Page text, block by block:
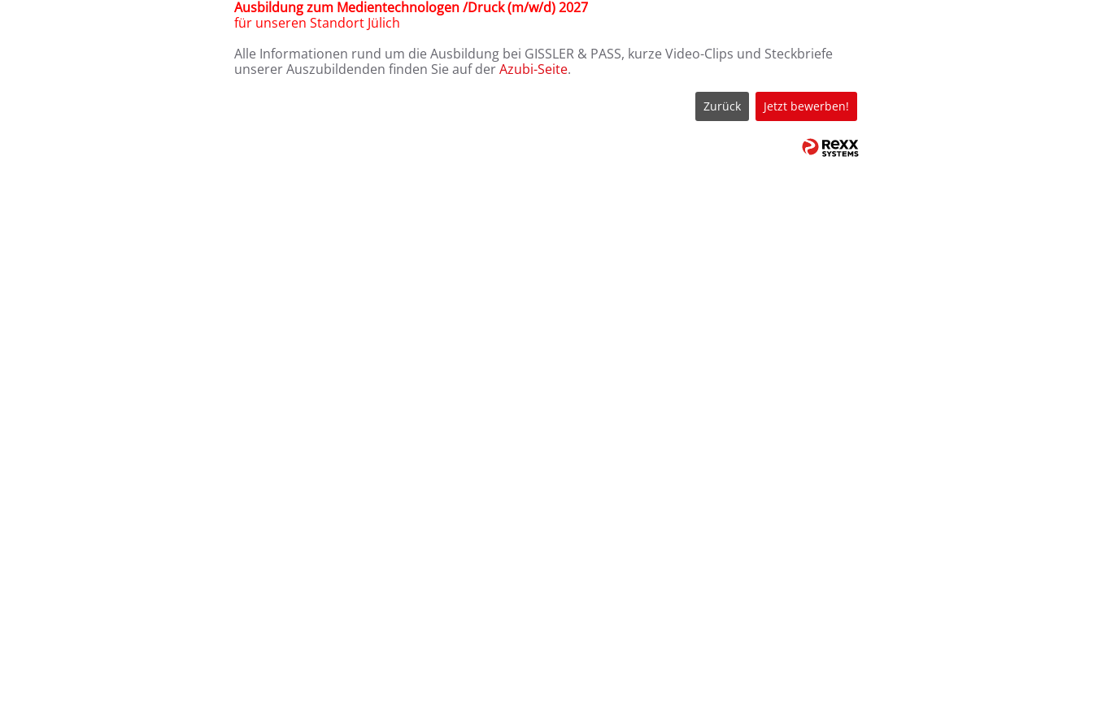
Ausbildung zum Medientechnologen /Druck (m/w/d) 2027
für unseren Standort Jülich
Alle Informationen rund um die Ausbildung bei GISSLER & PASS, kurze Video-Clips und Steckbriefe
unserer Auszubildenden finden Sie auf derAzubi-Seite.
Zurück Jetzt bewerben!